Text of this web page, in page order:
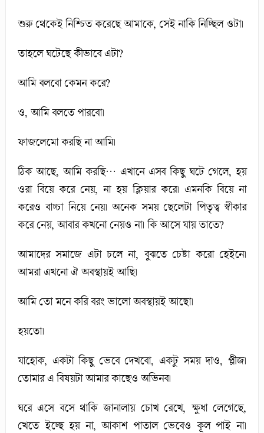
শুরু থেকেই নিশ্চিত করেছে আমাকে, সেই নাকি নিচ্ছিল ওটা।
তাহলে ঘটেছে কীভাবে এটা?
আমি বলবো কেমন করে?
ও, আমি বলতে পারবো।
ফাজলেমো করছি না আমি।
ঠিক আছে, আমি করছি… এখানে এসব কিছু ঘটে গেলে, হয়
ওরা বিয়ে করে নেয়, না হয় ক্লিয়ার করে। এমনকি বিয়ে না
করেও বাচ্চা নিয়ে নেয়। অনেক সময় ছেলেটা পিতৃত্ব স্বীকার
করে নেয়, আবার কখনো নেয়ও না। কি আসে যায় তাতে?
আমাদের সমাজে এটা চলে না, বুঝতে চেষ্টা করো হেইনে।
আমরা এখনো ঐ অবস্থায়ই আছি।
আমি তো মনে করি বরং ভালো অবস্থায়ই আছো।
হয়তো।
যাহোক, একটা কিছু ভেবে দেখবো, একটু সময় দাও, প্লীজ।
তোমার এ বিষয়টা আমার কাছেও অভিনব।
ঘরে এসে বসে থাকি জানালায় চোখ রেখে, ক্ষুধা লেগেছে,
খেতে ইচ্ছে হয় না, আকাশ পাতাল ভেবেও কূল পাই না।